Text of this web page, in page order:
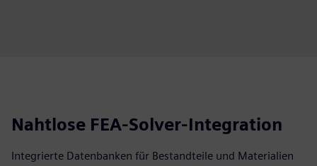
Nahtlose FEA-Solver-Integration
Integrierte Datenbanken für Bestandteile und Materialien